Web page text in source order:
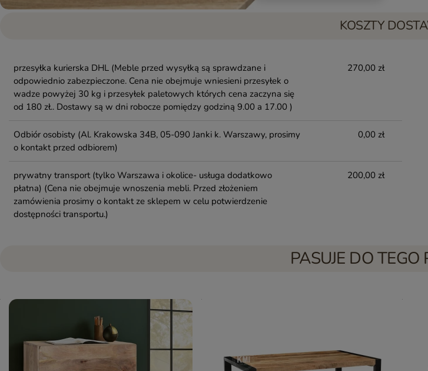
KOSZTY
przesyłka kurierska DHL(Meble przed wysyłką są sprawdzane i
odpowiednio zabezpieczone. Cena nie obejmuje wniesieni przesyłek o
wadze powyżej 30 kg i przesyłek paletowych których cena zaczyna się
od 180 zł.. Dostawy są w dni robocze pomiędzy godziną 9.00 a 17.00 )
270,00 zł
Odbiór osobisty(Al. Krakowska 34B, 05-090 Janki k. Warszawy, prosimy
o kontakt przed odbiorem)
0,00 zł
prywatny transport (tylko Warszawa i okolice- usługa dodatkowo
płatna) (Cena nie obejmuje wnoszenia mebli. Przed złożeniem
zamówienia prosimy o kontakt ze sklepem w celu potwierdzenie
dostępności transportu.)
200,00 zł
PASUJE DO